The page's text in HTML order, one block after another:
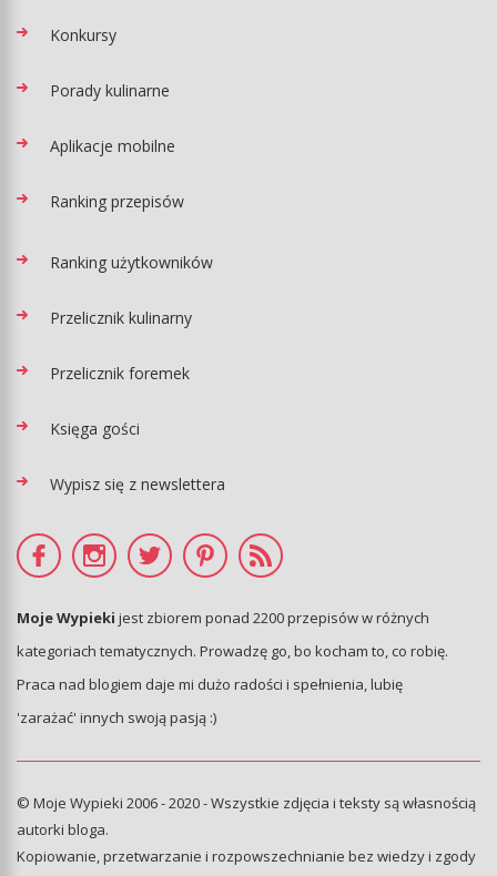
Konkursy
Porady kulinarne
Aplikacje mobilne
Ranking przepisów
Ranking użytkowników
Przelicznik kulinarny
Przelicznik foremek
Księga gości
Wypisz się z newslettera
Moje Wypieki jest zbiorem ponad 2200 przepisów w różnych
kategoriach tematycznych. Prowadzę go, bo kocham to, co robię.
Praca nad blogiem daje mi dużo radości i spełnienia, lubię
'zarażać' innych swoją pasją :)
© Moje Wypieki 2006 - 2020 - Wszystkie zdjęcia i teksty są własnością
autorki bloga.
Kopiowanie, przetwarzanie i rozpowszechnianie bez wiedzy i zgody